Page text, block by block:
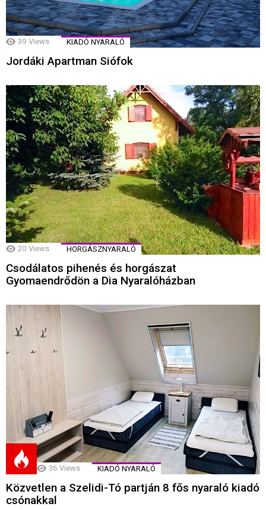
39 Views KIADÓ NYARALÓ
Jordáki Apartman Siófok
20 Views HORGÁSZNYARALÓ
Csodálatos pihenés és horgászat
Gyomaendrődön a Dia Nyaralóházban
36 Views KIADÓ NYARALÓ
Közvetlen a Szelidi-Tó partján 8 fős nyaraló kiadó
csónakkal